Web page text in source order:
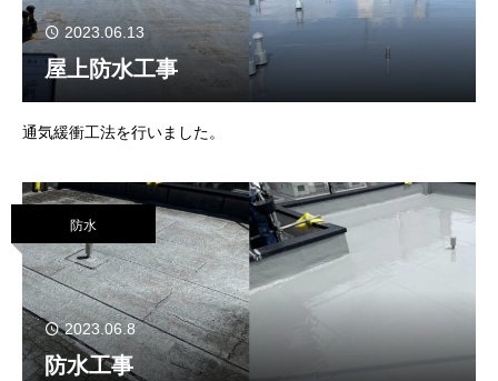
2023.06.13
屋上防水工事
通気緩衝工法を行いました。
防水
2023.06.8
防水工事